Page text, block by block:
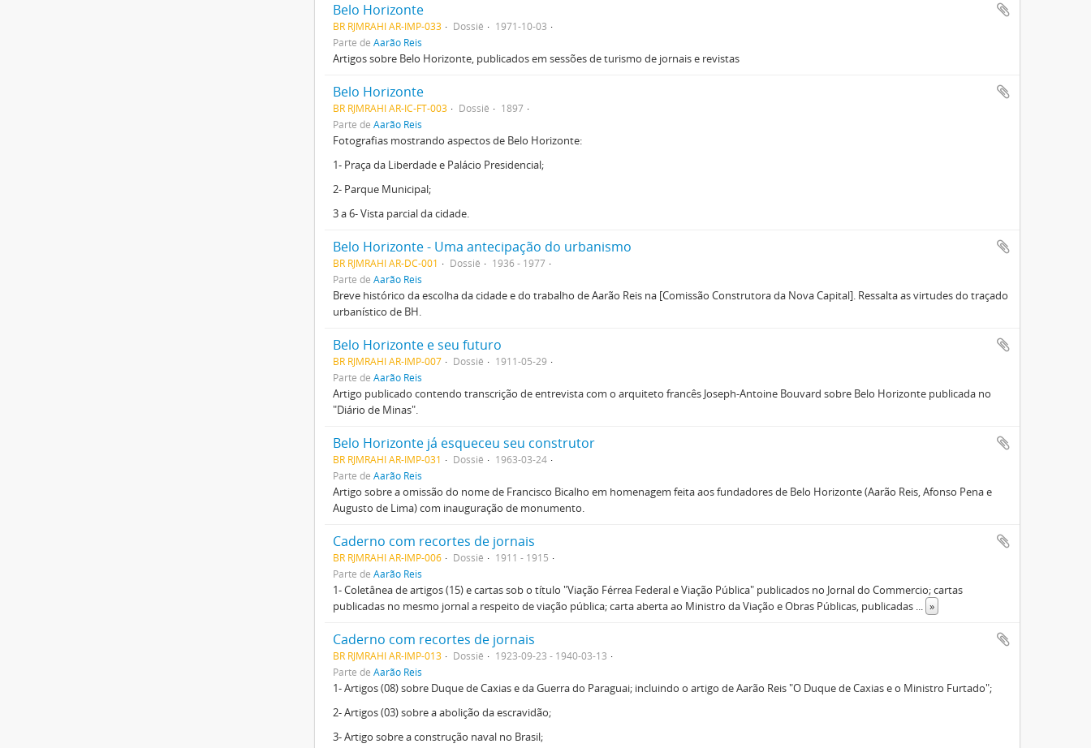
Belo Horizonte
BR RJMRAHI AR-IMP-033 Dossiê
1971-10-03
Parte de Aarão Reis
Artigos sobre Belo Horizonte, publicados em sessões de turismo de jornais e revistas
Belo Horizonte
BR RJMRAHI AR-IC-FT-003 Dossiê
1897
Parte de Aarão Reis
Fotografias mostrando aspectos de Belo Horizonte:
1- Praça da Liberdade e Palácio Presidencial;
2- Parque Municipal;
3 a 6- Vista parcial da cidade.
Belo Horizonte - Uma antecipação do urbanismo
BR RJMRAHI AR-DC-001 Dossiê
1936 - 1977
Parte de Aarão Reis
Breve histórico da escolha da cidade e do trabalho de Aarão Reis na [Comissão Construtora da Nova Capital]. Ressalta as virtudes do traçado
urbanístico de BH.
Belo Horizonte e seu futuro
BR RJMRAHI AR-IMP-007 Dossiê
1911-05-29
Parte de Aarão Reis
Artigo publicado contendo transcrição de entrevista com o arquiteto francês Joseph-Antoine Bouvard sobre Belo Horizonte publicada no
"Diário de Minas".
Belo Horizonte já esqueceu seu construtor
BR RJMRAHI AR-IMP-031 Dossiê
1963-03-24
Parte de Aarão Reis
Artigo sobre a omissão do nome de Francisco Bicalho em homenagem feita aos fundadores de Belo Horizonte (Aarão Reis, Afonso Pena e
Augusto de Lima) com inauguração de monumento.
Caderno com recortes de jornais
BR RJMRAHI AR-IMP-006 Dossiê
1911 - 1915
Parte de Aarão Reis
1- Coletânea de artigos (15) e cartas sob o título "Viação Férrea Federal e Viação Pública" publicados no Jornal do Commercio; cartas
publicadas no mesmo jornal a respeito de viação pública; carta aberta ao Ministro da Viação e Obras Públicas, publicadas ... »
Caderno com recortes de jornais
BR RJMRAHI AR-IMP-013 Dossiê
1923-09-23 - 1940-03-13
Parte de Aarão Reis
1- Artigos (08) sobre Duque de Caxias e da Guerra do Paraguai; incluindo o artigo de Aarão Reis "O Duque de Caxias e o Ministro Furtado";
2- Artigos (03) sobre a abolição da escravidão;
3- Artigo sobre a construção naval no Brasil;